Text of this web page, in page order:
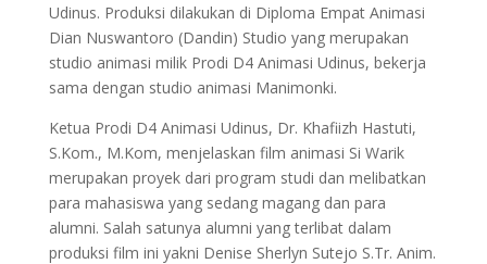
Udinus. Produksi dilakukan di Diploma Empat Animasi
Dian Nuswantoro (Dandin) Studio yang merupakan
studio animasi milik Prodi D4 Animasi Udinus, bekerja
sama dengan studio animasi Manimonki.
Ketua Prodi D4 Animasi Udinus, Dr. Khafiizh Hastuti,
S.Kom., M.Kom, menjelaskan film animasi Si Warik
merupakan proyek dari program studi dan melibatkan
para mahasiswa yang sedang magang dan para
alumni. Salah satunya alumni yang terlibat dalam
produksi film ini yakni Denise Sherlyn Sutejo S.Tr. Anim.